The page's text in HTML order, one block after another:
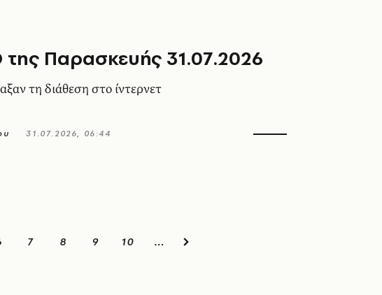
της Παρασκευής 31.07.2026
τη διάθεση στο ίντερνετ
31.07.2026, 06:44
7 8 9 10 …